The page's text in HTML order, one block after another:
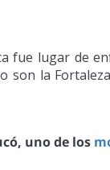
fue lugar de
son la
uno de los